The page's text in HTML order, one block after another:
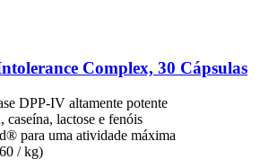
Complex, 30 Cápsulas
DPP-IV altamente potente
caseína, lactose e fenóis
para uma atividade máxima
/ kg)